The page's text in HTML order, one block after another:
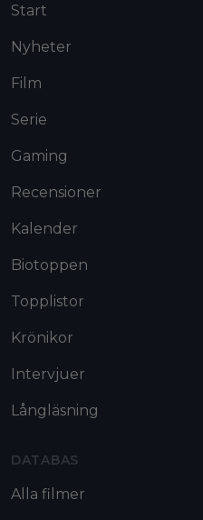
Start
Nyheter
Film
Serie
Gaming
Recensioner
Kalender
Biotoppen
Topplistor
Krönikor
Intervjuer
Långläsning
DATABAS
Alla filmer